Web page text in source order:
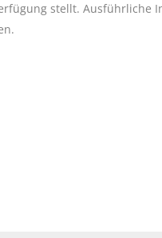
stellt.